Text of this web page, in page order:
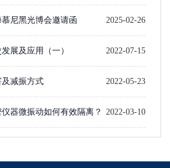
尼黑光博会邀请函 2025-02-26
展及应用（一）​ 2022-07-15
减振方式 2022-05-23
器微振动如何有效隔离？ 2022-03-10